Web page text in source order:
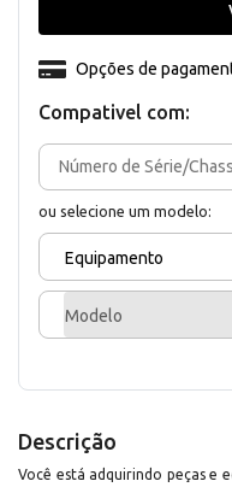
Compativel com:
ou selecione um modelo:
Equipamento
Modelo
Opções de
Descrição
Você está adquirindo peças e